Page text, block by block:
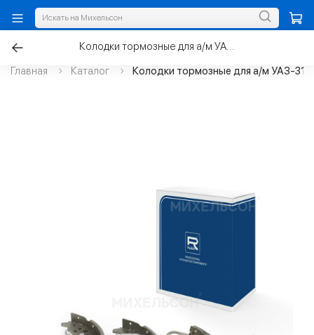
Главная Каталог Колодки тормозные для а/м УАЗ-
Колодки тормозные для а/м УАЗ-3163 задние с маят.клёпан, с 2014